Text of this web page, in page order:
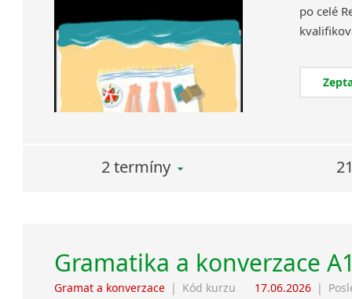
po celé
2 termíny
Gramatika a konverzace
Gramat a konverzace | Kód kurzu 17.06.2026 |